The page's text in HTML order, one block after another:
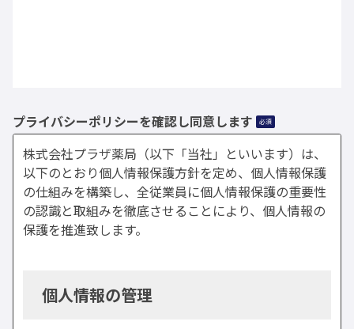
プライバシーポリシーを確認し同意します 必須
株式会社プラザ薬局（以下「当社」といいます）は、
以下のとおり個人情報保護方針を定め、個人情報保護
の仕組みを構築し、全従業員に個人情報保護の重要性
の認識と取組みを徹底させることにより、個人情報の
保護を推進致します。
個人情報の管理